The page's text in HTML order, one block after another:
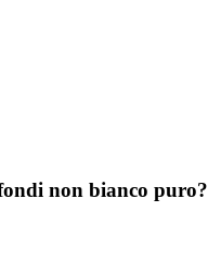
non bianco puro?